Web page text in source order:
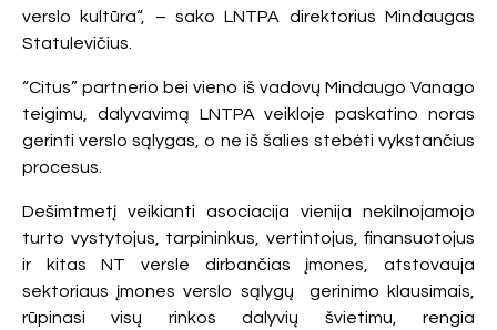
verslo kultūra“, – sako LNTPA direktorius Mindaugas
Statulevičius.
“Citus” partnerio bei vieno iš vadovų Mindaugo Vanago
teigimu, dalyvavimą LNTPA veikloje paskatino noras
gerinti verslo sąlygas, o ne iš šalies stebėti vykstančius
procesus.
Dešimtmetį veikianti asociacija vienija nekilnojamojo
turto vystytojus, tarpininkus, vertintojus, finansuotojus
ir kitas NT versle dirbančias įmones, atstovauja
sektoriaus įmones verslo sąlygų gerinimo klausimais,
rūpinasi visų rinkos dalyvių švietimu, rengia